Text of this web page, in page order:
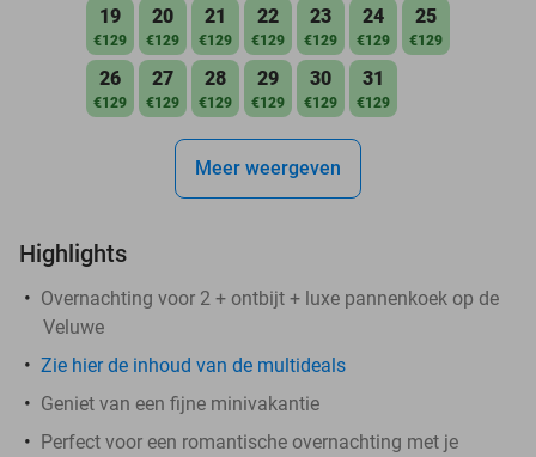
19
€129
20
€129
21
€129
22
€129
23
€129
24
€129
25
€129
26
€129
27
€129
28
€129
29
€129
30
€129
31
€129
Meer weergeven
Highlights
Overnachting voor 2 + ontbijt + luxe pannenkoek op de
Veluwe
Zie hier de inhoud van de multideals
Geniet van een fijne minivakantie
Perfect voor een romantische overnachting met je